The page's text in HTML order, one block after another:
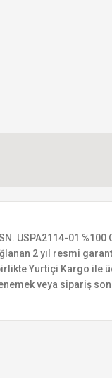
USPA2114-01
2 yıl resmi
Yurtiçi Kargo ile
veya sipariş